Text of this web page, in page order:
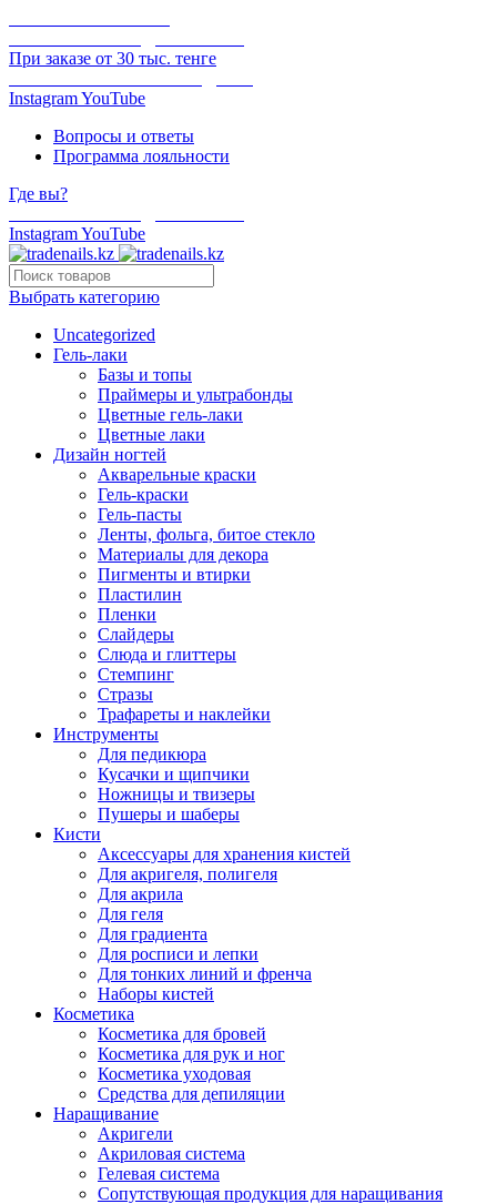
При заказе от 30 тыс. тенге
InstagramYouTube
Вопросы и ответы
Программа лояльности
Где вы?
InstagramYouTube
Выбрать категорию
Uncategorized
Гель-лаки
Базы и топы
Праймеры и ультрабонды
Цветные гель-лаки
Цветные лаки
Дизайн ногтей
Акварельные краски
Гель-краски
Гель-пасты
Ленты, фольга, битое стекло
Материалы для декора
Пигменты и втирки
Пластилин
Пленки
Слайдеры
Слюда и глиттеры
Стемпинг
Стразы
Трафареты и наклейки
Инструменты
Для педикюра
Кусачки и щипчики
Ножницы и твизеры
Пушеры и шаберы
Кисти
Аксессуары для хранения кистей
Для акригеля, полигеля
Для акрила
Для геля
Для градиента
Для росписи и лепки
Для тонких линий и френча
Наборы кистей
Косметика
Косметика для бровей
Косметика для рук и ног
Косметика уходовая
Средства для депиляции
Наращивание
Акригели
Акриловая система
Гелевая система
Сопутствующая продукция для наращивания